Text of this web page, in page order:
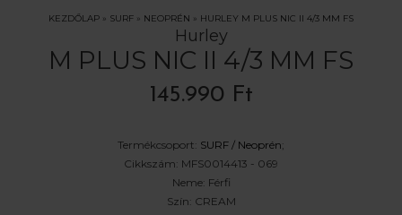
KEZDŐLAP » SURF » NEOPRÉN » HURLEY M PLUS NIC II 4/3 MM FS
Hurley
M PLUS NIC II 4/3 MM FS
145.990 Ft
Termékcsoport: SURF / Neoprén;
Cikkszám: MFS0014413 - 069
Neme: Férfi
Szín: CREAM